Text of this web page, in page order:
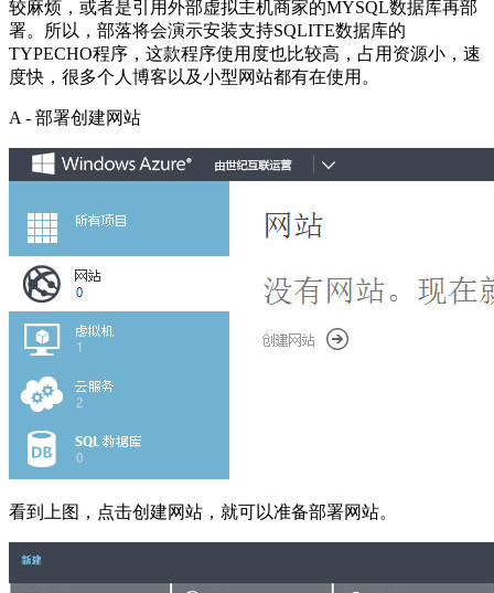
较麻烦，或者是引用外部虚拟主机商家的MYSQL数据库再部
署。所以，部落将会演示安装支持SQLITE数据库的
TYPECHO程序，这款程序使用度也比较高，占用资源小，速
度快，很多个人博客以及小型网站都有在使用。
A - 部署创建网站
看到上图，点击创建网站，就可以准备部署网站。